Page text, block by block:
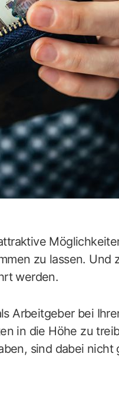
zu lassen. Und
werden.
Arbeitgeber bei
in die Höhe zu
sind dabei nicht